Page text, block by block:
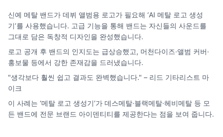
신예 메탈 밴드가 데뷔 앨범용 로고가 필요해 ‘AI 메탈 로고 생성
기’를 사용했습니다. 고급 기능을 통해 밴드는 자신들의 사운드를
그대로 담은 독창적 디자인을 완성했습니다.
로고 공개 후 밴드의 인지도는 급상승했고, 머천다이즈·앨범 커버·
홍보물 등에서 강한 존재감을 드러냈습니다.
"생각보다 훨씬 쉽고 결과도 완벽했습니다." – 리드 기타리스트 마
이크
이 사례는 ‘메탈 로고 생성기’가 데스메탈·블랙메탈·헤비메탈 등 모
든 밴드에 전문 브랜드 아이덴티티를 제공한다는 점을 보여 줍니다.